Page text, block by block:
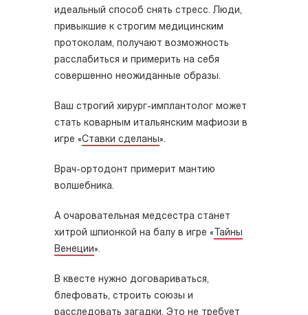
идеальный способ снять стресс. Люди,
привыкшие к строгим медицинским
протоколам, получают возможность
расслабиться и примерить на себя
совершенно неожиданные образы.
Ваш строгий хирург-имплантолог может
стать коварным итальянским мафиози в
игре «Ставки сделаны».
Врач-ортодонт примерит мантию
волшебника.
А очаровательная медсестра станет
хитрой шпионкой на балу в игре « Тайны
Венеции».
В квесте нужно договариваться,
блефовать, строить союзы и
расследовать загадки. Это не требует